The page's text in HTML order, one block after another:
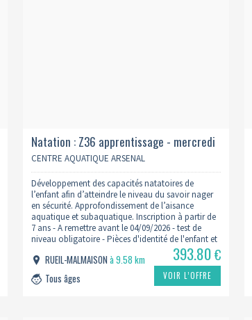
Natation : Z36 apprentissage - mercredi
9h 2026/2027
CENTRE AQUATIQUE ARSENAL
Développement des capacités natatoires de
l’enfant afin d’atteindre le niveau du savoir nager
en sécurité. Approfondissement de l’aisance
aquatique et subaquatique. Inscription à partir de
7 ans - A remettre avant le 04/09/2026 - test de
niveau obligatoire - Pièces d'identité de l'enfant et
du Parent - Justificatif de domicile - Lien du
formulaire
: https://www.centreaquatiquearsenal.fr/inscription-
natation/
RUEIL-MALMAISONà 9.58 km
Tous âges
393.80€
VOIR L’OFFRE